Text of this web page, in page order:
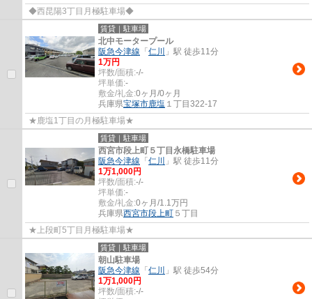
◆西昆陽3丁目月極駐車場◆
賃貸｜駐車場
北中モータープール
阪急今津線 「 仁川
」駅 徒歩11分
1万円
坪数/面積:-/-
坪単価:-
敷金/礼金:0ヶ月/0ヶ月
兵庫県宝塚市鹿塩 １丁目322-17
★鹿塩1丁目の月極駐車場★
賃貸｜駐車場
西宮市段上町５丁目永橋駐車場
阪急今津線 「 仁川
」駅 徒歩11分
1万1,000円
坪数/面積:-/-
坪単価:-
敷金/礼金:0ヶ月/1.1万円
兵庫県西宮市段上町 ５丁目
★上段町5丁目月極駐車場★
賃貸｜駐車場
朝山駐車場
阪急今津線 「 仁川
」駅 徒歩54分
1万1,000円
坪数/面積:-/-